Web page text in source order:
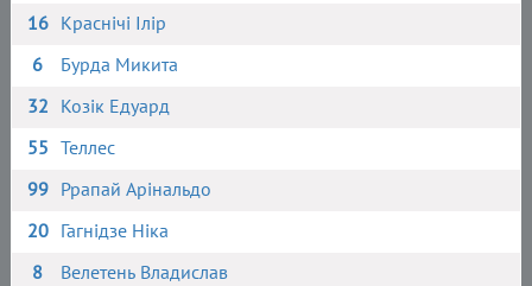
16 Краснічі Ілір
6
Бурда Микита
32 Козік Едуард
55 Теллес
99 Ррапай Арінальдо
20 Гагнідзе Ніка
8
Велетень Владислав